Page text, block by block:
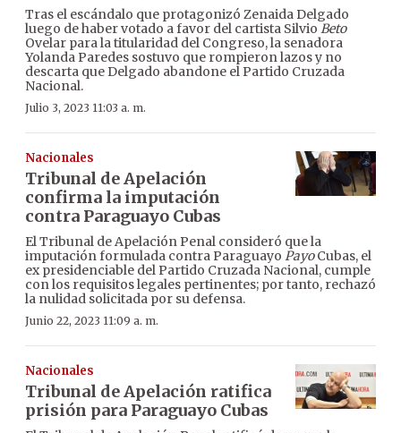
Tras el escándalo que protagonizó Zenaida Delgado
luego de haber votado a favor del cartista Silvio Beto
Ovelar para la titularidad del Congreso, la senadora
Yolanda Paredes sostuvo que rompieron lazos y no
descarta que Delgado abandone el Partido Cruzada
Nacional.
Julio 3, 2023 11:03 a. m.
Nacionales
Tribunal de Apelación
confirma la imputación
contra Paraguayo Cubas
El Tribunal de Apelación Penal consideró que la
imputación formulada contra Paraguayo PayoCubas, el
ex presidenciable del Partido Cruzada Nacional, cumple
con los requisitos legales pertinentes; por tanto, rechazó
la nulidad solicitada por su defensa.
Junio 22, 2023 11:09 a. m.
Nacionales
Tribunal de Apelación ratifica
prisión para Paraguayo Cubas